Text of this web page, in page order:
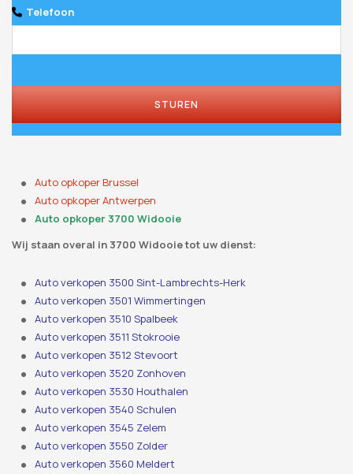
Telefoon
STUREN
Auto opkoper Brussel
Auto opkoper Antwerpen
Auto opkoper 3700 Widooie
Wij staan ​​overal in 3700 Widooie tot uw dienst:
Auto verkopen 3500 Sint-Lambrechts-Herk
Auto verkopen 3501 Wimmertingen
Auto verkopen 3510 Spalbeek
Auto verkopen 3511 Stokrooie
Auto verkopen 3512 Stevoort
Auto verkopen 3520 Zonhoven
Auto verkopen 3530 Houthalen
Auto verkopen 3540 Schulen
Auto verkopen 3545 Zelem
Auto verkopen 3550 Zolder
Auto verkopen 3560 Meldert